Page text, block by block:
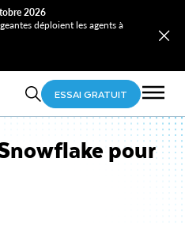
2026
déploient les agents à
ESSAI GRATUIT
pour